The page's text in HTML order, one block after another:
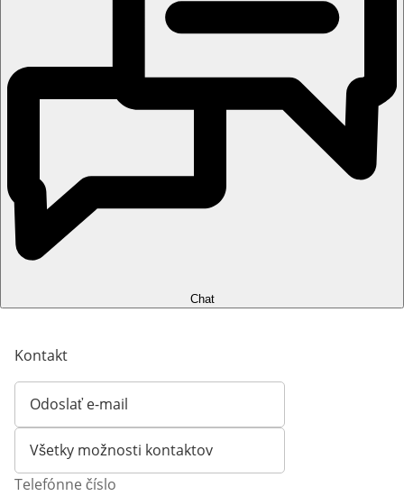
Chat
Kontakt
Odoslať e-mail
Otvorí e-mailového klienta
Všetky možnosti kontaktov
Telefónne číslo